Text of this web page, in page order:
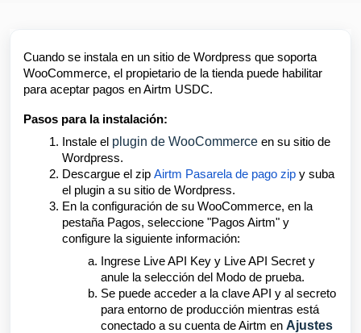
Cuando se instala en un sitio de Wordpress que soporta
WooCommerce, el propietario de la tienda puede habilitar
para aceptar pagos en Airtm USDC.
Pasos para la instalación:
Instale el plugin de WooCommerce en su sitio de
Wordpress.
Descargue el zip Airtm Pasarela de pago zip y suba
el plugin a su sitio de Wordpress.
En la configuración de su WooCommerce, en la
pestaña Pagos, seleccione "Pagos Airtm" y
configure la siguiente información:
Ingrese Live API Key y Live API Secret y
anule la selección del Modo de prueba.
Se puede acceder a la clave API y al secreto
para entorno de producción mientras está
conectado a su cuenta de Airtm en Ajustes